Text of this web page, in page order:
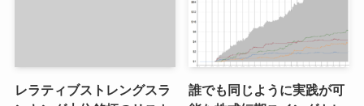
レラティブストレングスラ
誰でも同じように実践が可